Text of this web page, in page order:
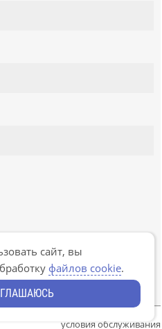
и Д-14/7-8
условия обслуживания
сайт, вы
файлов cookie.